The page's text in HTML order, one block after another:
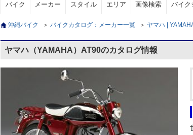
バイク メーカー スタイル エリア 画像検索 バイク
沖縄バイク ＞ バイクカタログ：メーカー一覧 ＞ ヤマハ |
ヤマハ（YAMAHA）AT90のカタログ情報